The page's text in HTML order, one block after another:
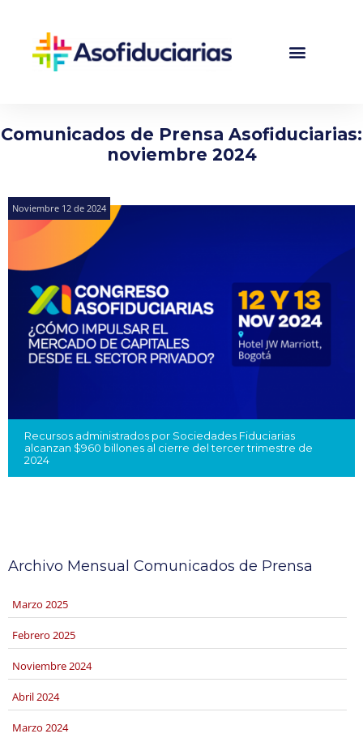
Comunicados de Prensa Asofiduciarias:
noviembre 2024
Noviembre 12 de 2024
Recursos administrados por Sociedades Fiduciarias
alcanzan $960 billones al cierre del tercer trimestre de
2024
Archivo Mensual Comunicados de Prensa
marzo 2025
febrero 2025
noviembre 2024
abril 2024
marzo 2024